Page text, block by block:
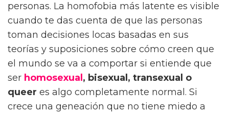
personas. La homofobia más latente es visible
cuando te das cuenta de que las personas
toman decisiones locas basadas en sus
teorías y suposiciones sobre cómo creen que
el mundo se va a comportar si entiende que
ser homosexual , bisexual, transexual o
queer es algo completamente normal. Si
crece una geneación que no tiene miedo a